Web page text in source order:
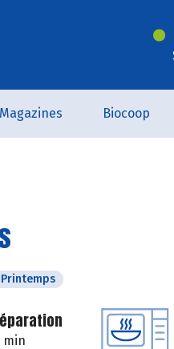
Magazines Biocoop
Printemps
min